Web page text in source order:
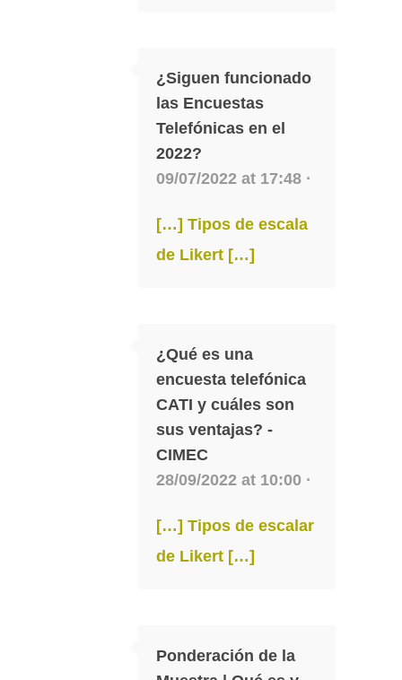
¿Siguen funcionado
las Encuestas
Telefónicas en el
2022?
09/07/2022 at 17:48 ·
[…] Tipos de escala
de Likert […]
¿Qué es una
encuesta telefónica
CATI y cuáles son
sus ventajas? -
CIMEC
28/09/2022 at 10:00 ·
[…] Tipos de escalar
de Likert […]
Ponderación de la